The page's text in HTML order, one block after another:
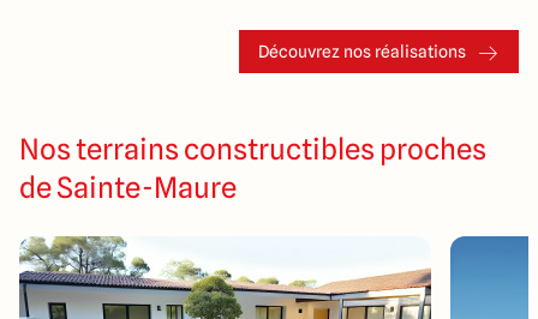
Découvrez nos réalisations
Nos terrains constructibles proches
de Sainte-Maure